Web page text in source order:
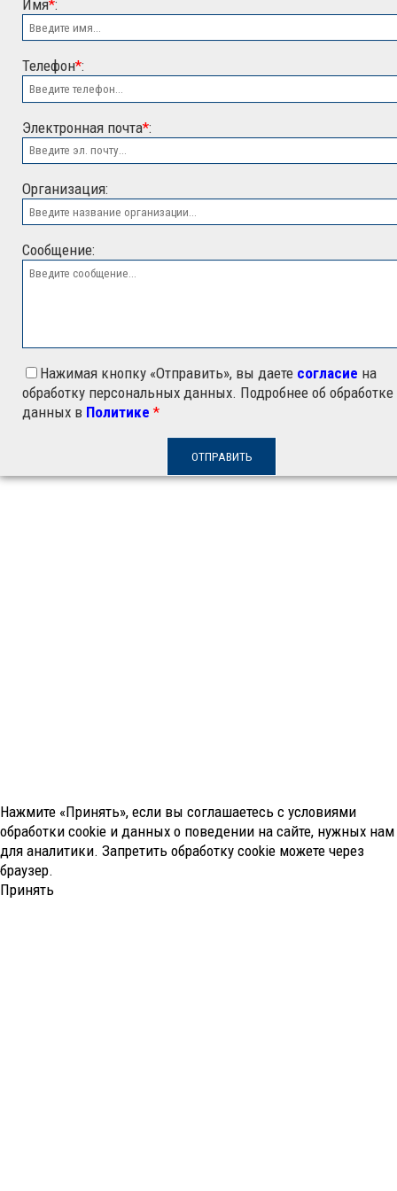
ООО "ЭСК"
Имя*:
Телефон*:
Электронная почта*:
Организация:
Сообщение:
Нажимая кнопку «Отправить», вы даете согласие на
обработку персональных данных. Подробнее об обработке
данных в Политике *
Нажмите «Принять», если вы соглашаетесь с условиями
обработки cookie и данных о поведении на сайте, нужных нам
для аналитики. Запретить обработку cookie можете через
браузер.
Принять